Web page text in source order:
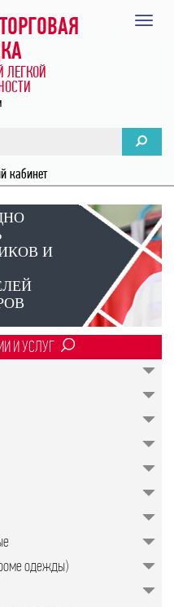
ЛЕГКОЙ
кабинет
И
изделия в
И УСЛУГ
одежды)